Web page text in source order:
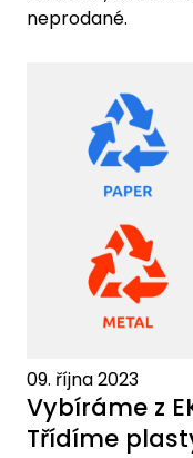
neprodané.
Vybíráme z
Třídíme
09. října 2023